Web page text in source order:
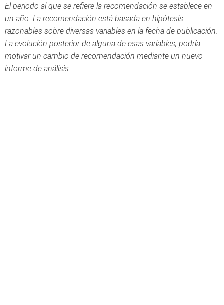
El periodo al que se refiere la recomendación se establece en
un año. La recomendación está basada en hipótesis
razonables sobre diversas variables en la fecha de publicación.
La evolución posterior de alguna de esas variables, podría
motivar un cambio de recomendación mediante un nuevo
informe de análisis.